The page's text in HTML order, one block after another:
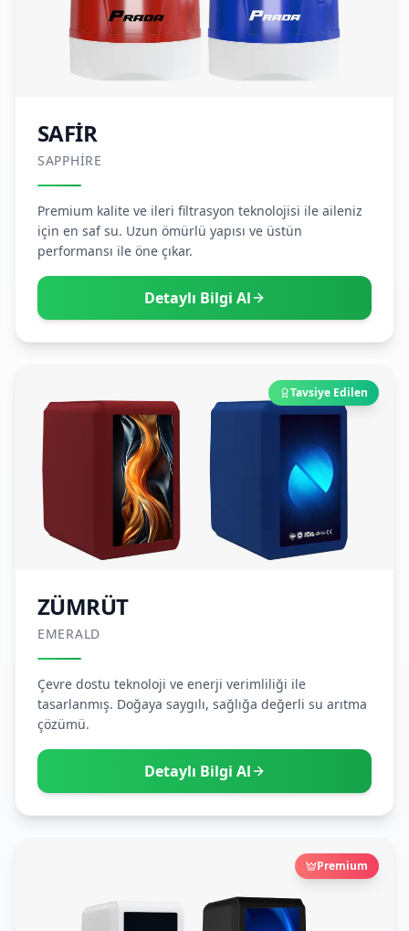
SAFİR
SAPPHIRE
Premium kalite ve ileri filtrasyon teknolojisi ile aileniz
için en saf su. Uzun ömürlü yapısı ve üstün
performansı ile öne çıkar.
Detaylı Bilgi Al
Tavsiye Edilen
ZÜMRÜT
EMERALD
Çevre dostu teknoloji ve enerji verimliliği ile
tasarlanmış. Doğaya saygılı, sağlığa değerli su arıtma
çözümü.
Detaylı Bilgi Al
Premium